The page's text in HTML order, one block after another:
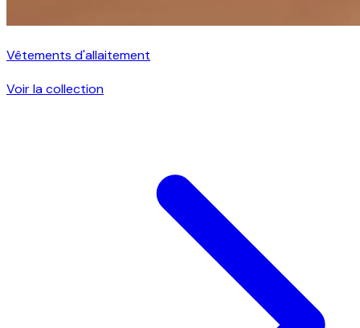
Vêtements d'allaitement
Voir la collection